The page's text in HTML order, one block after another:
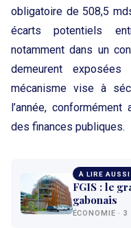
obligatoire de 508,5
écarts potentiels
notamment dans un
demeurent
mécanisme vise à
l’année,
des finances publiques.
À LIRE AUSSI
FGIS : le
gabonais
ÉCONOMIE · 3